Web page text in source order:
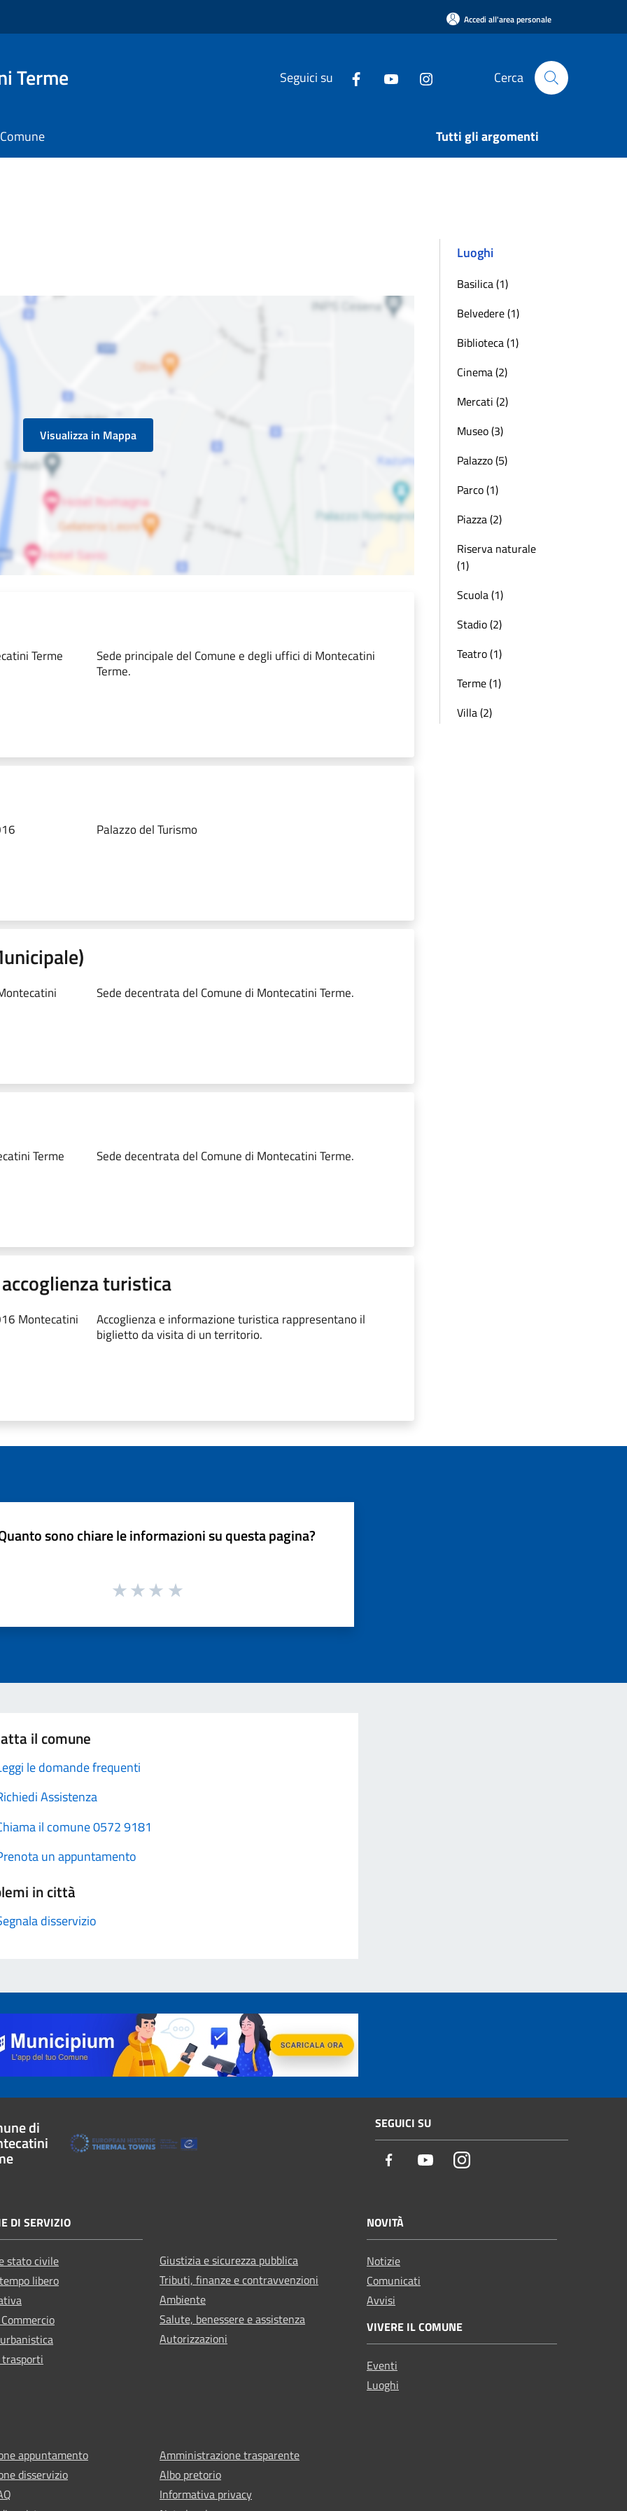
Accedi all'area personale
Terme Seguici su Cerca
Tutti gli argomenti
Visualizza in Mappa
Terme
Sede principale del Comune e degli uffici di Montecatini
Terme.
Palazzo del Turismo
Sede decentrata del Comune di Montecatini Terme.
Terme Sede decentrata del Comune di Montecatini Terme.
turistica
Montecatini
Accoglienza e informazione turistica rappresentano il
biglietto da visita di un territorio.
Luoghi
Basilica (1)
Belvedere (1)
Biblioteca (1)
Cinema (2)
Mercati (2)
Museo (3)
Palazzo (5)
Parco (1)
Piazza (2)
Riserva naturale
(1)
Scuola (1)
Stadio (2)
Teatro (1)
Terme (1)
Villa (2)
sono chiare le informazioni su questa pagina?
il comune
le domande frequenti
Assistenza
il comune 0572 9181
un appuntamento
in città
disservizio
di SEGUICI SU
Facebook YoutubeInstagram
DI SERVIZIO
stato civile
libero
Giustizia e sicurezza pubblica
Tributi, finanze e contravvenzioni
Ambiente
Salute, benessere e assistenza
Autorizzazioni
NOVITÀ
Notizie
Comunicati
Avvisi
VIVERE IL COMUNE
Eventi
Luoghi
appuntamento
disservizio
Amministrazione trasparente
Albo pretorio
Informativa privacy